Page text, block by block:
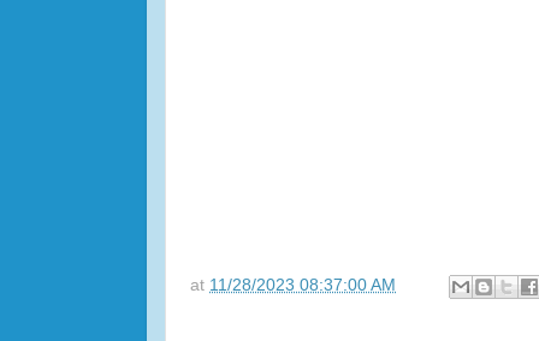
at 11/28/2023 08:37:00 AM